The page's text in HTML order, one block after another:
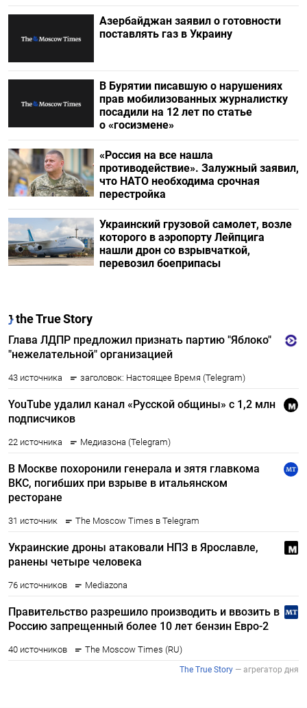
Азербайджан заявил о готовности
поставлять газ в Украину
В Бурятии писавшую о нарушениях
прав мобилизованных журналистку
посадили на 12 лет по статье
о «госизмене»
«Россия на все нашла
противодействие». Залужный заявил,
что НАТО необходима срочная
перестройка
Украинский грузовой самолет, возле
которого в аэропорту Лейпцига
нашли дрон со взрывчаткой,
перевозил боеприпасы